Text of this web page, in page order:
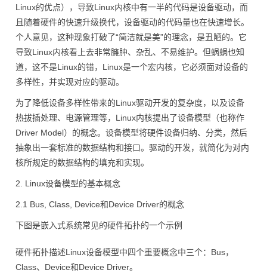
Linux的优点），导致Linux内核中有一半的代码是设备驱动，而
且随着硬件的快速升级换代，设备驱动的代码量也在快速增长。
个人意见，这种现象打破了“简洁就是美”的理念，是丑陋的。它
导致Linux内核看上去非常臃肿、杂乱、不易维护。但蜗蜗也知
道，这不是Linux的错，Linux是一个宏内核，它必须面对设备的
多样性，并实现对应的驱动。
为了降低设备多样性带来的Linux驱动开发的复杂度，以及设备
热拔插处理、电源管理等，Linux内核提出了设备模型（也称作
Driver Model）的概念。设备模型将硬件设备归纳、分类，然后
抽象出一套标准的数据结构和接口。驱动的开发，就简化为对内
核所规定的数据结构的填充和实现。
2. Linux设备模型的基本概念
2.1 Bus, Class, Device和Device Driver的概念
下图是嵌入式系统常见的硬件拓扑的一个示例
硬件拓扑描述Linux设备模型中四个重要概念中三个：Bus，
Class、Device和Device Driver。